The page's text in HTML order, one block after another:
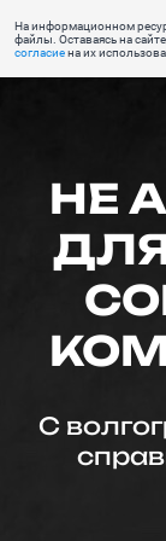
На информационном
файлы. Оставаясь на
согласиена их
С
ДЛЯ